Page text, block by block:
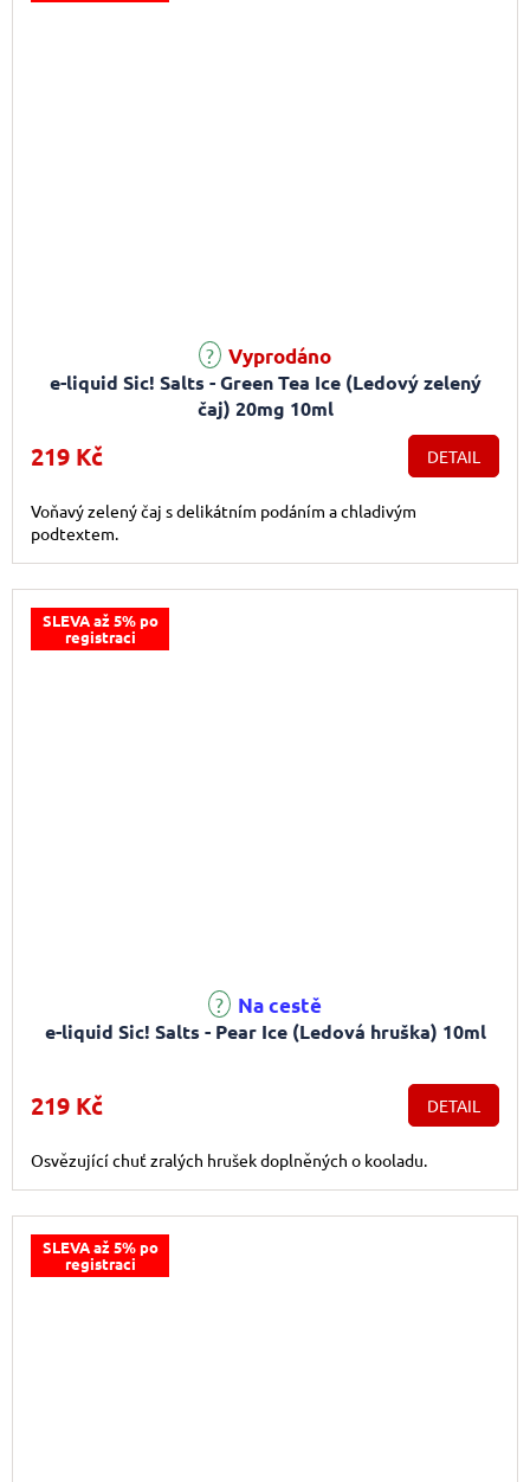
e-liquid Sic! Salts - Green Tea Ice (Ledový zelený
čaj) 20mg 10ml
Průměrné hodnocení produktu je 4,0 z 5 hvězdiček.
Vyprodáno
219 Kč DETAIL
Voňavý zelený čaj s delikátním podáním a chladivým
podtextem.
SLEVA až 5% po
registraci
e-liquid Sic! Salts - Pear Ice (Ledová hruška) 10ml
Průměrné hodnocení produktu je 5,0 z 5 hvězdiček.
Na cestě
219 Kč DETAIL
Osvězující chuť zralých hrušek doplněných o kooladu.
SLEVA až 5% po
registraci